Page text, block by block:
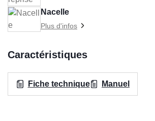
Nacelle
Plus d'infos
Caractéristiques
Fiche technique Manuel